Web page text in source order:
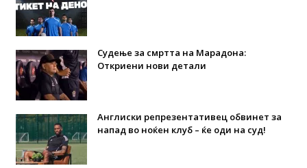
Судење за смртта на Марадона:
Откриени нови детали
Англиски репрезентативец обвинет за
напад во ноќен клуб – ќе оди на суд!